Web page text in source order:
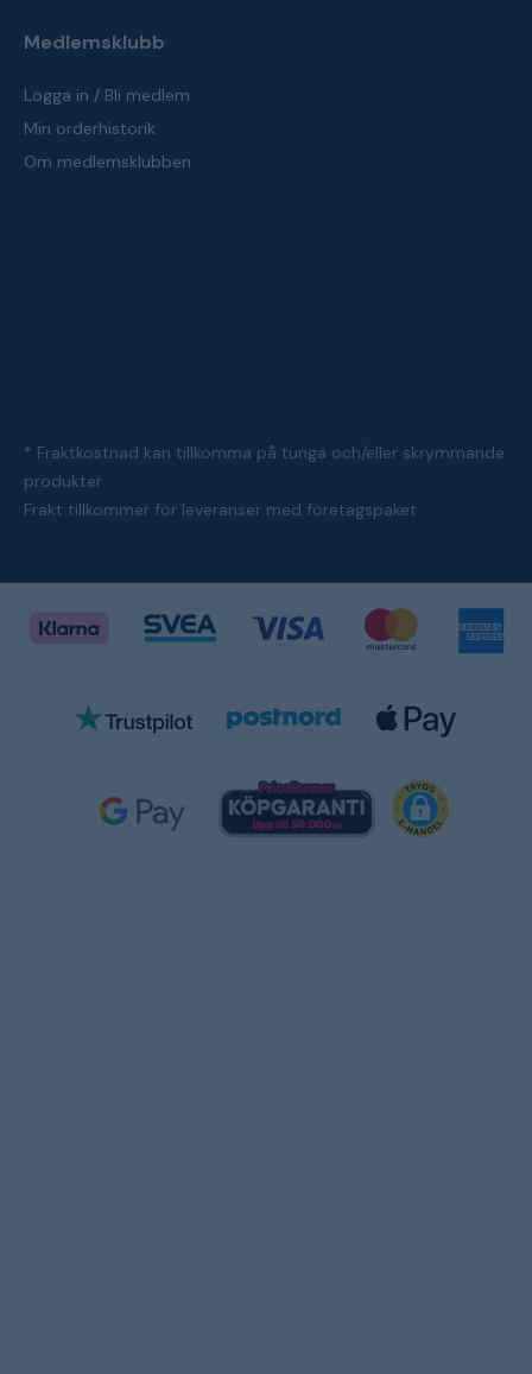
Medlemsklubb
Logga in / Bli medlem
Min orderhistorik
Om medlemsklubben
* Fraktkostnad kan tillkomma på tunga och/eller skrymmande
produkter
Frakt tillkommer för leveranser med företagspaket